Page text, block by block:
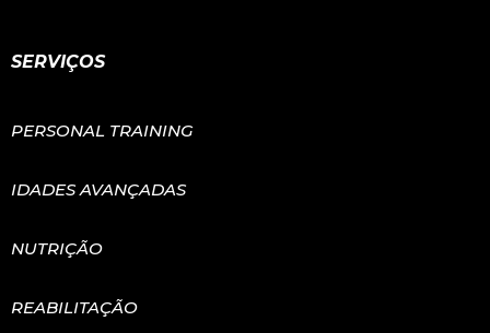
SERVIÇOS
PERSONAL TRAINING
IDADES AVANÇADAS
NUTRIÇÃO
REABILITAÇÃO